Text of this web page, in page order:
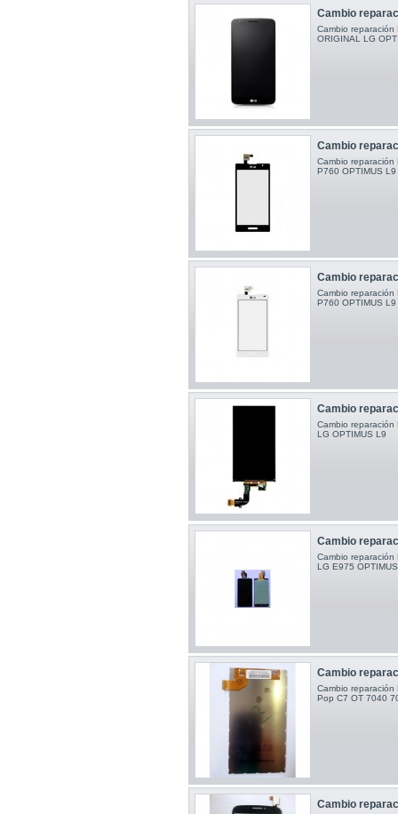
Cambio
Cambio reparación
ORIGINAL LG
Cambio
Cambio reparación
P760 OPTIMUS
Cambio
Cambio reparación
P760 OPTIMUS
Cambio
Cambio reparación
LG OPTIMUS
Cambio
Cambio reparación
LG E975
Cambio
Cambio reparación
Pop C7 OT
Cambio